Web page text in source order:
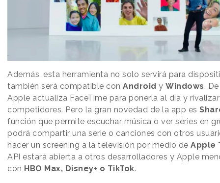
Además, esta herramienta no solo servirá para
también será compatible con Android y Windows.
Apple actualiza FaceTime para ponerla al día y
competidores. Pero la gran novedad de la app es
función que permite escuchar música o ver series en
podrá compartir una serie o canciones con otros
hacer un screening a la televisión por medio de Apple
API estará abierta a otros desarrolladores y Apple
con HBO Max, Disney+ o TikTok.